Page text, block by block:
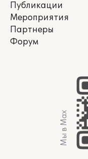
Публикации
Мероприятия
Партнеры
Форум
Мы в Max